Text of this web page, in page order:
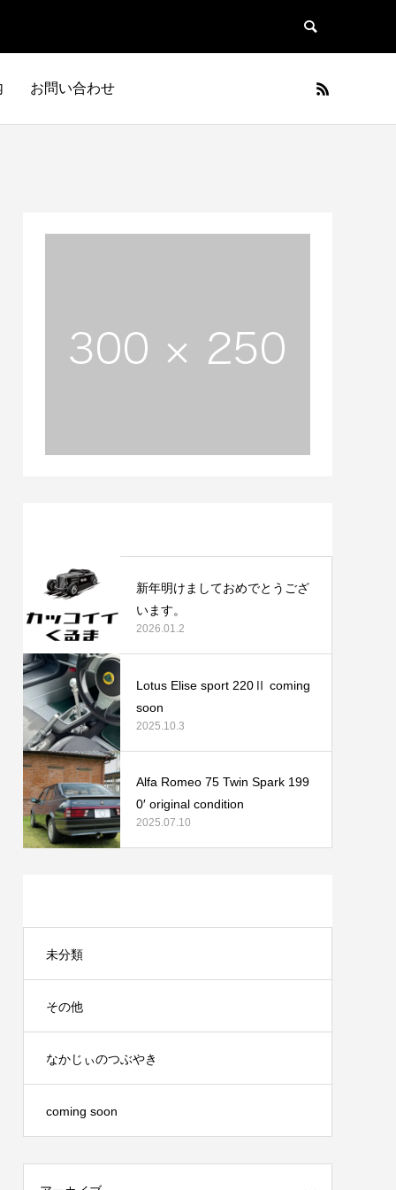
お問い合わせ
日本車 フランス車
新年明けましておめでとうござ
います。
2026.01.2
Lotus Elise sport 220Ⅱ coming
soon
2025.10.3
Alfa Romeo 75 Twin Spark 199
0′ original condition
2025.07.10
未分類
その他
なかじぃのつぶやき
coming soon